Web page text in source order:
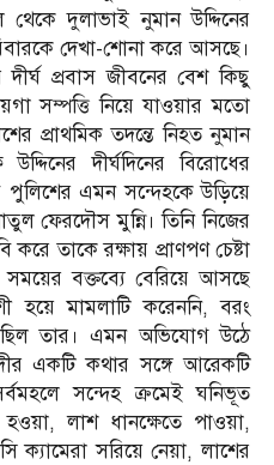
দুলাভাই নুমান উদ্দিনের
দেখা-শোনা করে আসছে।
প্রবাস জীবনের বেশ কিছু
সম্পত্তি নিয়ে যাওয়ার মতো
প্রাথমিক তদন্তে নিহত নুমান
দীর্ঘদিনের বিরোধের
পুলিশের এমন সন্দেহকে উড়িয়ে
ফেরদৌস মুন্নি। তিনি নিজের
করে তাকে রক্ষায় প্রাণপণ চেষ্টা
সময়ের বক্তব্যে বেরিয়ে আসছে
হয়ে মামলাটি করেননি, বরং
তার। এমন অভিযোগ উঠে
একটি কথার সঙ্গে আরেকটি
সন্দেহ ক্রমেই ঘনিভূত
লাশ ধানক্ষেতে পাওয়া,
ক্যামেরা সরিয়ে নেয়া, লাশের